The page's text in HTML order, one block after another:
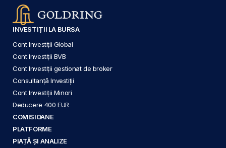
INVESTIȚII LA BURSA
Cont Investiții Global
Cont Investiții BVB
Cont Investiții gestionat de broker
Consultanță Investiții
Cont Investiții Minori
Deducere 400 EUR
COMISIOANE
PLATFORME
PIAȚĂ ȘI ANALIZE